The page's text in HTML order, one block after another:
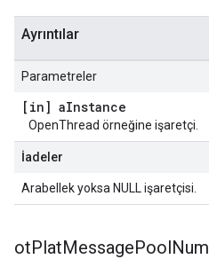
Ayrıntılar
Parametreler
[in] aInstance
OpenThread örneğine işaretçi.
İadeler
Arabellek yoksa NULL işaretçisi.
otPlatMessagePoolNum